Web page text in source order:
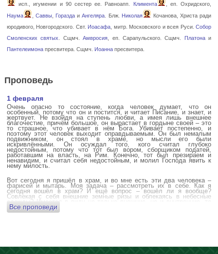
исп., игумении и 90 сестер ее. Равноапп.
Климента
, еп. Охридского,
Наума
,Саввы Горазда иАнгеляра . Блж. Николая
Кочанова, Христа ради
юродивого, Новгородского. Свт. Иоасафа , митр. Московского и всея Руси.Собор
Смоленских святых
. Сщмч.Амвросия , еп. Сарапульского. Сщмч. Платонаи
Пантелеимонапресвитера. Сщмч. Иоаннапресвитера.
Проповедь
1 февраля
Очень опасно то состояние, когда человек думает, что он
особенный, потому что он и постится, и читает Писание, и знает, и
жертвует. Не взойдя на ступень любви, а имея лишь внешнее
благочестие, причём большое, он вырастает в гордыне своей – это
то страшное, что убивает в нём Бога. Убивает постепенно, и
поэтому этот человек выходит оправдываемым. Он был немалым
подвижником, он стоял в храме, но мысли его были
искривлёнными. Он осуждал того, кого считал глубоко
недостойным, потому что тот был вором, сборщиком податей,
работавшим на власть, на Рим. Конечно, тот был презираем и
ненавидим, и считал себя недостойным, и молил Господа явить к
нему милость.
Вот сегодня я пришёл в храм, и во мне есть эти два человека –
фарисей и мытарь. Моя задача – рассмотреть их в себе. Как я
сегодня вошёл в храм? И ещё вопрос – вошёл ли я вообще?
Совлекая с себя внешние земные ризы и облекаясь в небесные
одежды? Имеется в виду не только внешние, но и внутренние, то
есть помыслы.
сердца?
Все проповеди